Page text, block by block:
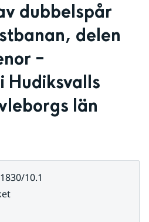
dubbelspår
delen
–
Hudiksvalls
län
10.1